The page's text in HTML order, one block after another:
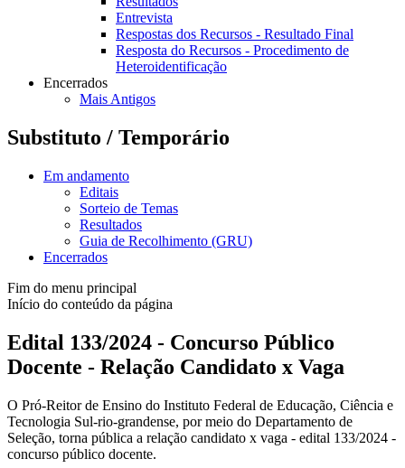
Entrevista
Respostas dos Recursos - Resultado Final
Resposta do Recursos - Procedimento de
Heteroidentificação
Encerrados
Mais Antigos
Substituto / Temporário
Em andamento
Editais
Sorteio de Temas
Resultados
Guia de Recolhimento (GRU)
Encerrados
Fim do menu principal
Início do conteúdo da página
Edital 133/2024 - Concurso Público
Docente - Relação Candidato x Vaga
O Pró-Reitor de Ensino do Instituto Federal de Educação, Ciência e
Tecnologia Sul-rio-grandense, por meio do Departamento de
Seleção, torna pública a relação candidato x vaga - edital 133/2024 -
concurso público docente.